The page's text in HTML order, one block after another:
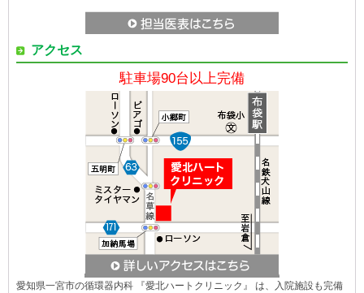
アクセス
駐車場90台以上完備
愛知県一宮市の循環器内科 『愛北ハートクリニック』 は、入院施設も完備